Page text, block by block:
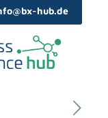
hub.de